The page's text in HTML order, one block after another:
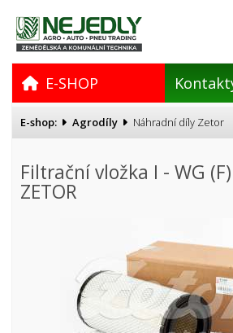
E-SHOP
E-shop: Agrodíly Náhradní díly Zetor
Filtrační vložka I - WG
ZETOR